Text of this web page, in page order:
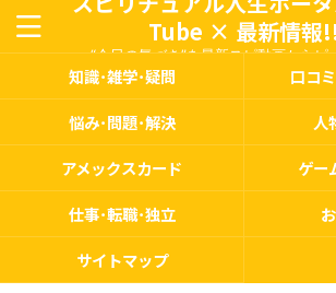
Tube × 最新情報
“今日の気づき”を最新スピ動画からピ
知識･雑学･疑問
口コ
悩み･問題･解決
人
アメックスカード
ゲー
仕事･転職･独立
サイトマップ